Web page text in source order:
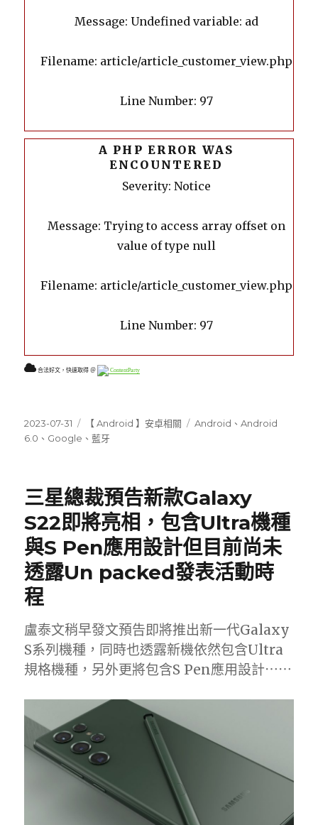
Message: Undefined variable: ad
Filename: article/article_customer_view.php
Line Number: 97
A PHP ERROR WAS
ENCOUNTERED
Severity: Notice
Message: Trying to access array offset on
value of type null
Filename: article/article_customer_view.php
Line Number: 97
合法好文，快速取得 ＠ ContentParty
發
佈
2023-07-31
分
類
【 Android 】安卓相關
標
Android 、Android
6.0 、 Google 、藍牙
三星總裁預告新款Galaxy
S22即將亮相，包含Ultra機種
與S Pen應用設計但目前尚未
透露Un packed發表活動時
程
盧泰文稍早發文預告即將推出新一代Galaxy
S系列機種，同時也透露新機依然包含Ultra
規格機種，另外更將包含S Pen應用設計⋯⋯